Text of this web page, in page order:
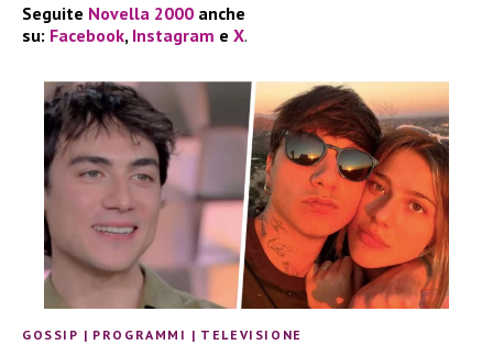
Seguite Novella 2000 anche
su: Facebook, Instagram e X.
GOSSIP | PROGRAMMI | TELEVISIONE